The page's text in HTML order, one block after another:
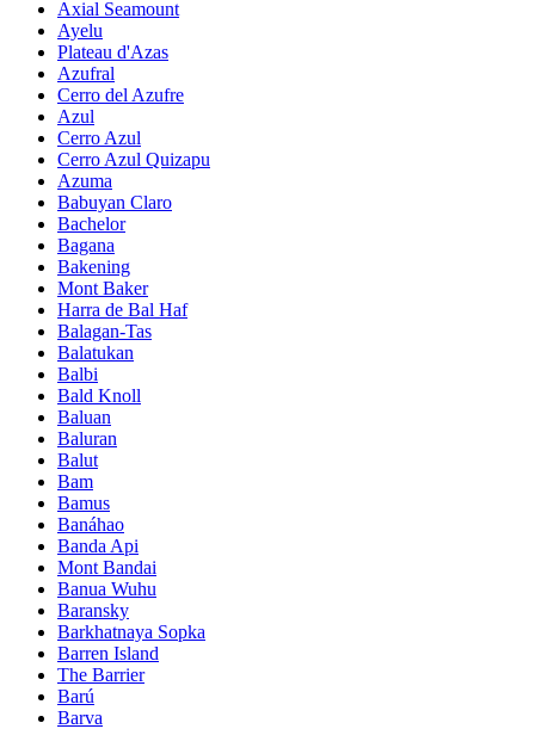
Axial Seamount
Ayelu
Plateau d'Azas
Azufral
Cerro del Azufre
Azul
Cerro Azul
Cerro Azul Quizapu
Azuma
Babuyan Claro
Bachelor
Bagana
Bakening
Mont Baker
Harra de Bal Haf
Balagan-Tas
Balatukan
Balbi
Bald Knoll
Baluan
Baluran
Balut
Bam
Bamus
Banáhao
Banda Api
Mont Bandai
Banua Wuhu
Baransky
Barkhatnaya Sopka
Barren Island
The Barrier
Barú
Barva